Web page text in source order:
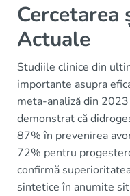
Cercetarea
Actuale
Studiile clinice din
importante asupra
meta-analiză din
demonstrat că
87% în prevenirea
72% pentru
confirmă
sintetice în anumite